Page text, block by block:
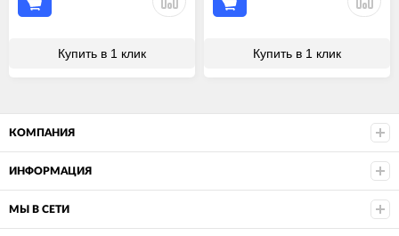
Купить в 1 клик Купить в 1 клик
КОМПАНИЯ
ИНФОРМАЦИЯ
МЫ В СЕТИ